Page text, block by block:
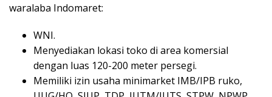
waralaba Indomaret:
WNI.
Menyediakan lokasi toko di area komersial
dengan luas 120-200 meter persegi.
Memiliki izin usaha minimarket IMB/IPB ruko,